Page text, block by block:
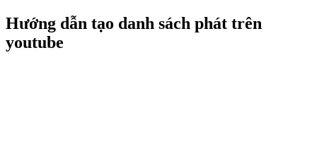
Hướng dẫn tạo danh sách phát trên
youtube